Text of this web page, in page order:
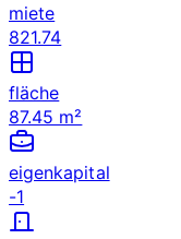
miete
821.74
fläche
87.45 m²
eigenkapital
-1